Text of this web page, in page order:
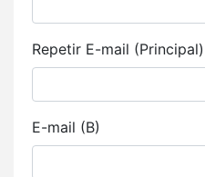
Repetir E-mail (Principal)
E-mail (B)